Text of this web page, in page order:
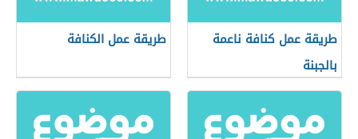
طريقة عمل كنافة ناعمة
بالجبنة
طريقة عمل الكنافة